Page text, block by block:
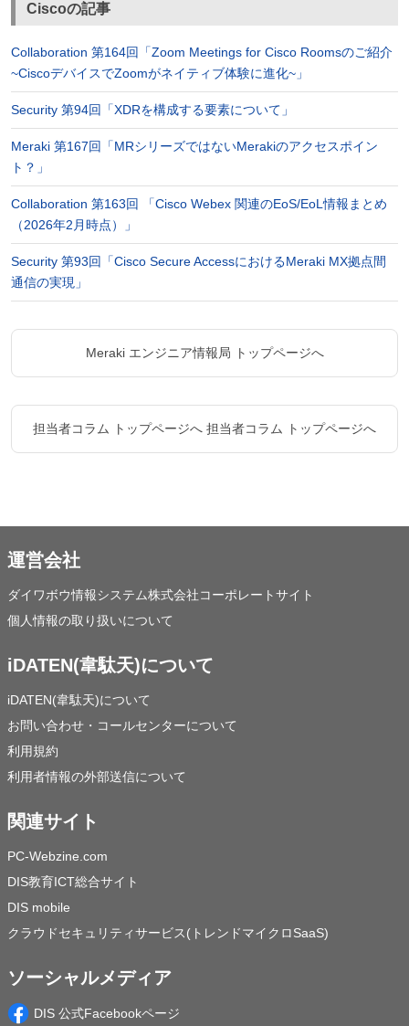
Ciscoの記事
Collaboration 第164回「Zoom Meetings for Cisco Roomsのご紹介
~CiscoデバイスでZoomがネイティブ体験に進化~」
Security 第94回「XDRを構成する要素について」
Meraki 第167回「MRシリーズではないMerakiのアクセスポイン
ト？」
Collaboration 第163回 「Cisco Webex 関連のEoS/EoL情報まとめ
（2026年2月時点）」
Security 第93回「Cisco Secure AccessにおけるMeraki MX拠点間
通信の実現」
Meraki エンジニア情報局 トップページへ
担当者コラム トップページへ 担当者コラム トップページへ
運営会社
ダイワボウ情報システム株式会社コーポレートサイト
個人情報の取り扱いについて
iDATEN(韋駄天)について
iDATEN(韋駄天)について
お問い合わせ・コールセンターについて
利用規約
利用者情報の外部送信について
関連サイト
PC-Webzine.com
DIS教育ICT総合サイト
DIS mobile
クラウドセキュリティサービス(トレンドマイクロSaaS)
ソーシャルメディア
DIS 公式Facebookページ